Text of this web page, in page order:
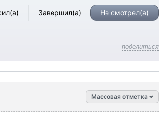
Завершил(а) Не смотрел(а)
поделиться
Массовая отметка